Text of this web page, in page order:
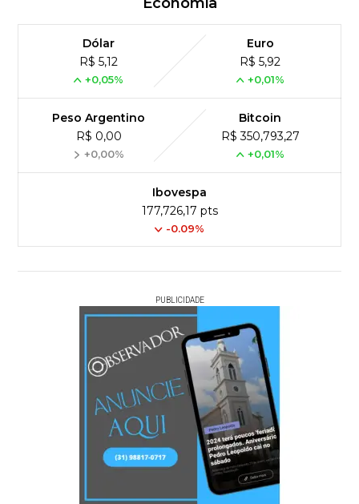
Dólar
R$ 5,12
+0,05%
Euro
R$ 5,92
+0,01%
Peso Argentino
R$ 0,00
+0,00%
Bitcoin
R$ 350,793,27
+0,01%
Ibovespa
177,726,17 pts
-0.09%
PUBLICIDADE